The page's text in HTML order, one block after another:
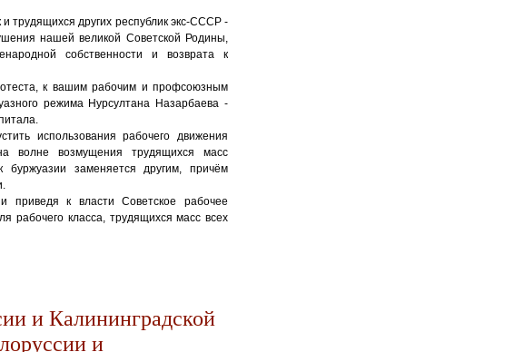
трудящихся других республик экс-СССР -
нашей великой Советской Родины,
собственности и возврата к
к вашим рабочим и профсоюзным
режима Нурсултана Назарбаева -
использования рабочего движения
волне возмущения трудящихся масс
заменяется другим, причём
приведя к власти Советское рабочее
рабочего класса, трудящихся масс всех
и Калининградской
и